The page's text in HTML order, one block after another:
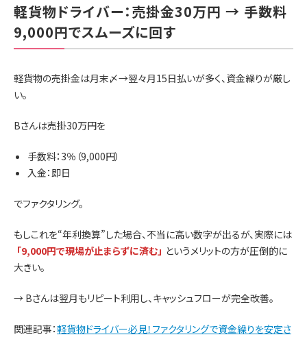
軽貨物ドライバー：売掛金30万円 → 手数料
9,000円でスムーズに回す
軽貨物の売掛金は月末〆→翌々月15日払いが多く、資金繰りが厳し
い。
Bさんは売掛30万円を
手数料：3％（9,000円）
入金：即日
でファクタリング。
もしこれを“年利換算”した場合、不当に高い数字が出るが、実際には
「9,000円で現場が止まらずに済む」 というメリットの方が圧倒的に
大きい。
→ Bさんは翌月もリピート利用し、キャッシュフローが完全改善。
関連記事：軽貨物ドライバー必見！ファクタリングで資金繰りを安定さ